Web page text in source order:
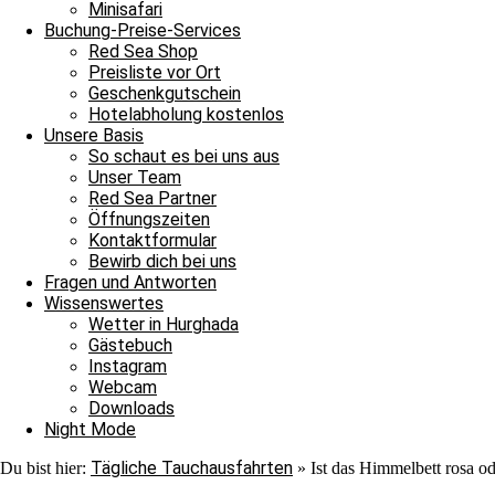
Minisafari
Buchung-Preise-Services
Red Sea Shop
Preisliste vor Ort
Geschenkgutschein
Hotelabholung kostenlos
Unsere Basis
So schaut es bei uns aus
Unser Team
Red Sea Partner
Öffnungszeiten
Kontaktformular
Bewirb dich bei uns
Fragen und Antworten
Wissenswertes
Wetter in Hurghada
Gästebuch
Instagram
Webcam
Downloads
Night Mode
Du bist hier: Tägliche Tauchausfahrten » Ist das Himmelbett rosa
Nach ihrer Show verließen auch sie uns ins Blau. Jedoch war auf
Adlerrochen entdecken, der in der Strömung stand, wie ein Fels in
ebenmäßig Marmoriert und wir konnten ihn von der Nähe
unter einem Stein saß. In unserem Sicherheitsstop begegnete uns
hinschauen sollten, machten wir uns überglücklich auf den Weg
als auch für die Neulinge, denn heute hat unsere Tauschfamilie
viel zu feiern, das heißt schnell auf zur Shaab Stella Bar, denn
Grüße von JJ, Sandra und Janina.
Ganztagesfahrt
Tauchplatz 1: Carlson’s Corner
Tauchplatz 2: Erg Somaya
Tauchplatz 3: Balena
An diesem wunderschönen Sonntagmorgen starteten wir unseren